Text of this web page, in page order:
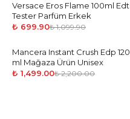
-36%
Versace Eros Flame 100ml Edt
Tester Parfüm Erkek
₺ 699.90₺ 1,099.90
-32%
Mancera Instant Crush Edp 120
ml Mağaza Ürün Unisex
₺ 1,499.00₺ 2,200.00